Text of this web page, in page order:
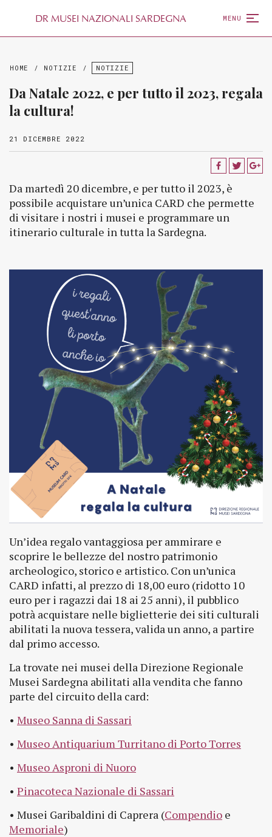
DR MUSEI NAZIONALI SARDEGNA MENU
HOME / NOTIZIE / NOTIZIE
Da Natale 2022, e per tutto il 2023, regala
la cultura!
21 DICEMBRE 2022
Da martedì 20 dicembre, e per tutto il 2023, è
possibile acquistare un’unica CARD che permette
di visitare i nostri i musei e programmare un
itinerario culturale in tutta la Sardegna.
Un’idea regalo vantaggiosa per ammirare e
scoprire le bellezze del nostro patrimonio
archeologico, storico e artistico. Con un’unica
CARD infatti, al prezzo di 18,00 euro (ridotto 10
euro per i ragazzi dai 18 ai 25 anni), il pubblico
potrà acquistare nelle biglietterie dei siti culturali
abilitati la nuova tessera, valida un anno, a partire
dal primo accesso.
La trovate nei musei della Direzione Regionale
Musei Sardegna abilitati alla vendita che fanno
parte del circuito della card:
• Museo Sanna di Sassari
• Museo Antiquarium Turritano di Porto Torres
• Museo Asproni di Nuoro
• Pinacoteca Nazionale di Sassari
• Musei Garibaldini di Caprera (Compendio e
Memoriale)